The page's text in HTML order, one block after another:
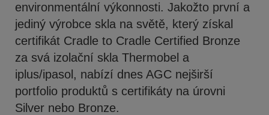
environmentální výkonnosti. Jakožto první a
jediný výrobce skla na světě, který získal
certifikát Cradle to Cradle Certified Bronze
za svá izolační skla Thermobel a
iplus/ipasol, nabízí dnes AGC nejširší
portfolio produktů s certifikáty na úrovni
Silver nebo Bronze.